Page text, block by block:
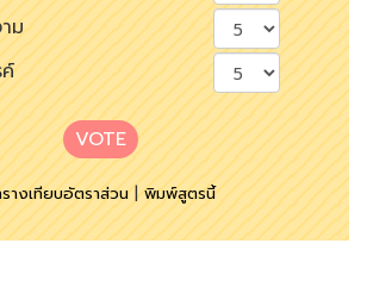
ม
VOTE
างเทียบอัตราส่วน|พิมพ์สูตรนี้